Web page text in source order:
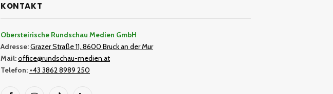
KONTAKT
Obersteirische Rundschau Medien GmbH
Adresse:Grazer Straße 11, 8600 Bruck an der Mur
Mail:office@rundschau-medien.at
Telefon: +43 3862 8989 250